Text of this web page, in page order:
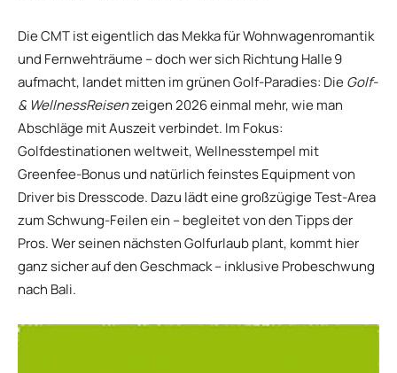
Die CMT ist eigentlich das Mekka für Wohnwagenromantik
und Fernwehträume – doch wer sich Richtung Halle 9
aufmacht, landet mitten im grünen Golf-Paradies: DieGolf-
& WellnessReisenzeigen 2026 einmal mehr, wie man
Abschläge mit Auszeit verbindet. Im Fokus:
Golfdestinationen weltweit, Wellnesstempel mit
Greenfee-Bonus und natürlich feinstes Equipment von
Driver bis Dresscode. Dazu lädt eine großzügige Test-Area
zum Schwung-Feilen ein – begleitet von den Tipps der
Pros. Wer seinen nächsten Golfurlaub plant, kommt hier
ganz sicher auf den Geschmack – inklusive Probeschwung
nach Bali.